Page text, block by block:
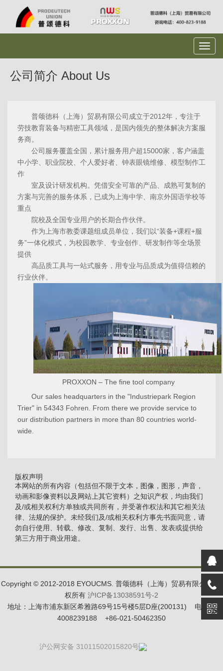
公司简介 About Us
普颂德科（上海）贸易有限公司成立于2012年，专注于
劳技教育装备与精密工具领域，是国内领先的整体解决方案服
务商。
公司服务覆盖全国，累计服务用户超15000家，客户涵盖
中小学、职业院校、个人爱好者、钟表眼镜维修、模型制作工
作
室及设计研发机构。凭借安全可靠的产品、成熟可复制的
方案与完善的服务体系， 已成为上海中学、南京外国语学校等
重点
院校及全国专业用户的长期合作伙伴。
作为上海市教委课题组成员单位，我们以“装备+课程+服
务”一体化模式，为校园教学、专业创作、研发制作等全场景
提供
高品质工具与一站式服务，用专业与品质成为值得信赖的
行业伙伴。
PROXXON – The fine tool company
Our sales headquarters in the "Industriepark Region
Trier" in 54343 Fohren. From there we provide service to
our distribution partners in more than 80 countries world-
wide.
版权声明
本网站的所有内容（包括但不限于文本，图像，图形，声音，
动画和影像资料以及网站上其它资料）之知识产权，均由我们
及/或相关权利方单独或共同所有，并受著作权法和其它相关法
律、法规的保护。未经我们及/或相关权利方事先书面同意，请
勿自行使用、转载、修改、复制、发行、出售、发表或提供给
第三方用于商业用途。
Copyright © 2012-2018 EYOUCMS. 普颂德科（上海）贸易有限公司 版
权所有 沪ICP备13038591号-2
地址：上海市浦东新区希雅路69号15号楼5层D座(200131) 电话：
4008239188 +86-021-50462350
沪公网安备 31011502015820号